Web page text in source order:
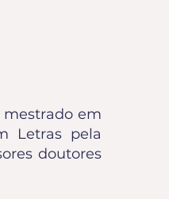
mestrado em
Letras pela
doutores